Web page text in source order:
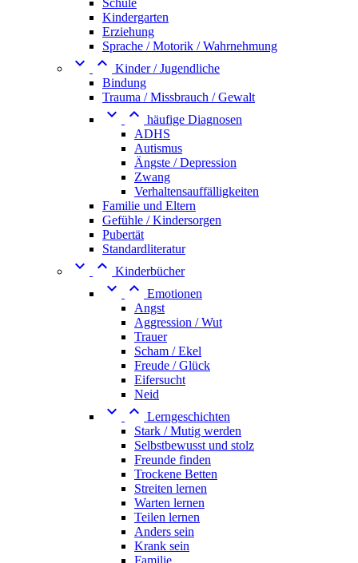
Schule
Kindergarten
Erziehung
Sprache / Motorik / Wahrnehmung
  Kinder / Jugendliche
Bindung
Trauma / Missbrauch / Gewalt
  häufige Diagnosen
ADHS
Autismus
Ängste / Depression
Zwang
Verhaltensauffälligkeiten
Familie und Eltern
Gefühle / Kindersorgen
Pubertät
Standardliteratur
  Kinderbücher
  Emotionen
Angst
Aggression / Wut
Trauer
Scham / Ekel
Freude / Glück
Eifersucht
Neid
  Lerngeschichten
Stark / Mutig werden
Selbstbewusst und stolz
Freunde finden
Trockene Betten
Streiten lernen
Warten lernen
Teilen lernen
Anders sein
Krank sein
Familie